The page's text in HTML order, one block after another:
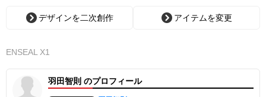
デザインを二次創作 アイテムを変更
ENSEAL X1
羽田智則 のプロフィール